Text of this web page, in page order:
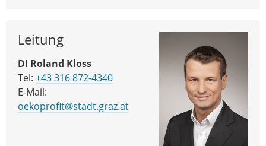
Leitung
DI Roland Kloss
Tel: +43 316 872-4340
E-Mail:
oekoprofit@stadt.graz.at